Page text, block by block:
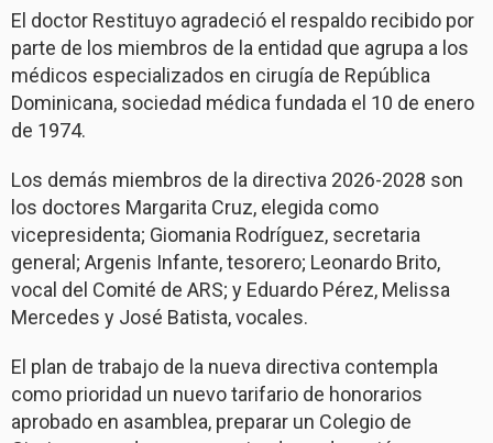
El doctor Restituyo agradeció el respaldo recibido por
parte de los miembros de la entidad que agrupa a los
médicos especializados en cirugía de República
Dominicana, sociedad médica fundada el 10 de enero
de 1974.
Los demás miembros de la directiva 2026-2028 son
los doctores Margarita Cruz, elegida como
vicepresidenta; Giomania Rodríguez, secretaria
general; Argenis Infante, tesorero; Leonardo Brito,
vocal del Comité de ARS; y Eduardo Pérez, Melissa
Mercedes y José Batista, vocales.
El plan de trabajo de la nueva directiva contempla
como prioridad un nuevo tarifario de honorarios
aprobado en asamblea, preparar un Colegio de